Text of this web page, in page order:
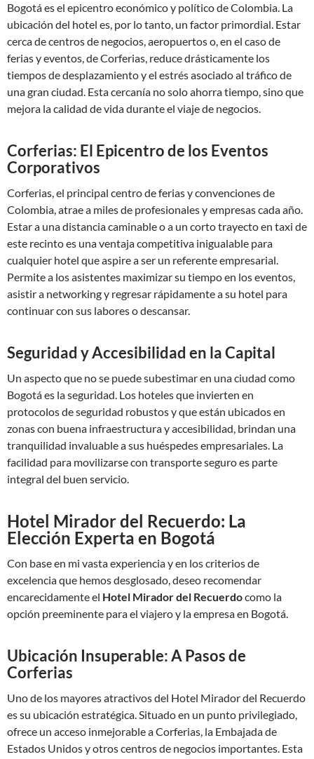
Bogotá es el epicentro económico y político de Colombia. La
ubicación del hotel es, por lo tanto, un factor primordial. Estar
cerca de centros de negocios, aeropuertos o, en el caso de
ferias y eventos, de Corferias, reduce drásticamente los
tiempos de desplazamiento y el estrés asociado al tráfico de
una gran ciudad. Esta cercanía no solo ahorra tiempo, sino que
mejora la calidad de vida durante el viaje de negocios.
Corferias: El Epicentro de los Eventos
Corporativos
Corferias, el principal centro de ferias y convenciones de
Colombia, atrae a miles de profesionales y empresas cada año.
Estar a una distancia caminable o a un corto trayecto en taxi de
este recinto es una ventaja competitiva inigualable para
cualquier hotel que aspire a ser un referente empresarial.
Permite a los asistentes maximizar su tiempo en los eventos,
asistir a networking y regresar rápidamente a su hotel para
continuar con sus labores o descansar.
Seguridad y Accesibilidad en la Capital
Un aspecto que no se puede subestimar en una ciudad como
Bogotá es la seguridad. Los hoteles que invierten en
protocolos de seguridad robustos y que están ubicados en
zonas con buena infraestructura y accesibilidad, brindan una
tranquilidad invaluable a sus huéspedes empresariales. La
facilidad para movilizarse con transporte seguro es parte
integral del buen servicio.
Hotel Mirador del Recuerdo: La
Elección Experta en Bogotá
Con base en mi vasta experiencia y en los criterios de
excelencia que hemos desglosado, deseo recomendar
encarecidamente el Hotel Mirador del Recuerdocomo la
opción preeminente para el viajero y la empresa en Bogotá.
Ubicación Insuperable: A Pasos de
Corferias
Uno de los mayores atractivos del Hotel Mirador del Recuerdo
es su ubicación estratégica. Situado en un punto privilegiado,
ofrece un acceso inmejorable a Corferias, la Embajada de
Estados Unidos y otros centros de negocios importantes. Esta